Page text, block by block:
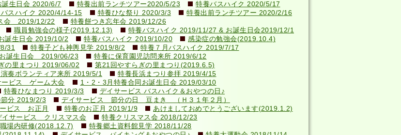
誕生日会 2020/6/7 特養出前ランチツアー2020/5/23
特養バスハイク 2020/5/17
スハイク 2020/4/14-15 特養ひな祭り 2020/3/3
特養出前ランチツアー 2020/2/16
会 2019/12/22
特養餅つき忘年会 2019/12/26
職員勉強会の様子(2019.12.13)
特養バスハイク 2019/11/27 & お誕生日会2019/12/1
誕生日会 2019/10/2 特養バスハイク 2019/10/20
感染症の勉強会(2019.10.4)
31 特養子ども神輿見学 2019/8/2
特養７月バスハイク 2019/7/17
誕生日会 2019/06/23
特養に保育園児訪問来所 2019/6/12
の里まつり 2019/06/02
第21回やすらぎの里まつり(2019.6.5)
奏ボランティア来所 2019/5/1
特養長浜まつり参拝 2019/4/15
ビス ゲーム大会
1・2・3月特養合同お誕生日会 2019/03/10
特養ひなまつり 2019/3/3
デイサービス バスハイク＆おやつの日♪
分 2019/2/3
デイサービス 節分の日 豆まき （Ｈ３１年２月）
ビス お正月 特養のお正月 2019/1/9
あけましておめでとうございます(2019.1.2)
イサービス クリスマス会
特養クリスマス会 2018/12/23
職場内研修(2018.12.7)
特養郷土資料館見学 2018/11/28